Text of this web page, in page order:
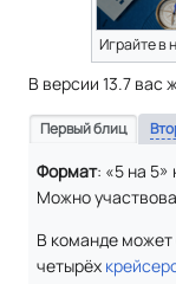
Играйте в
В версии 13.7 вас
Первый блиц
Формат: «5 на 5»
Можно
В команде может
четырёх